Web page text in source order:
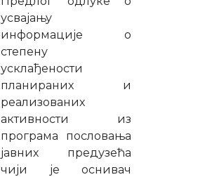
усвајању
информације о
степену
усклађености
планираних и
реализованих
активности из
програма пословања
јавних предузећа
чији је оснивач